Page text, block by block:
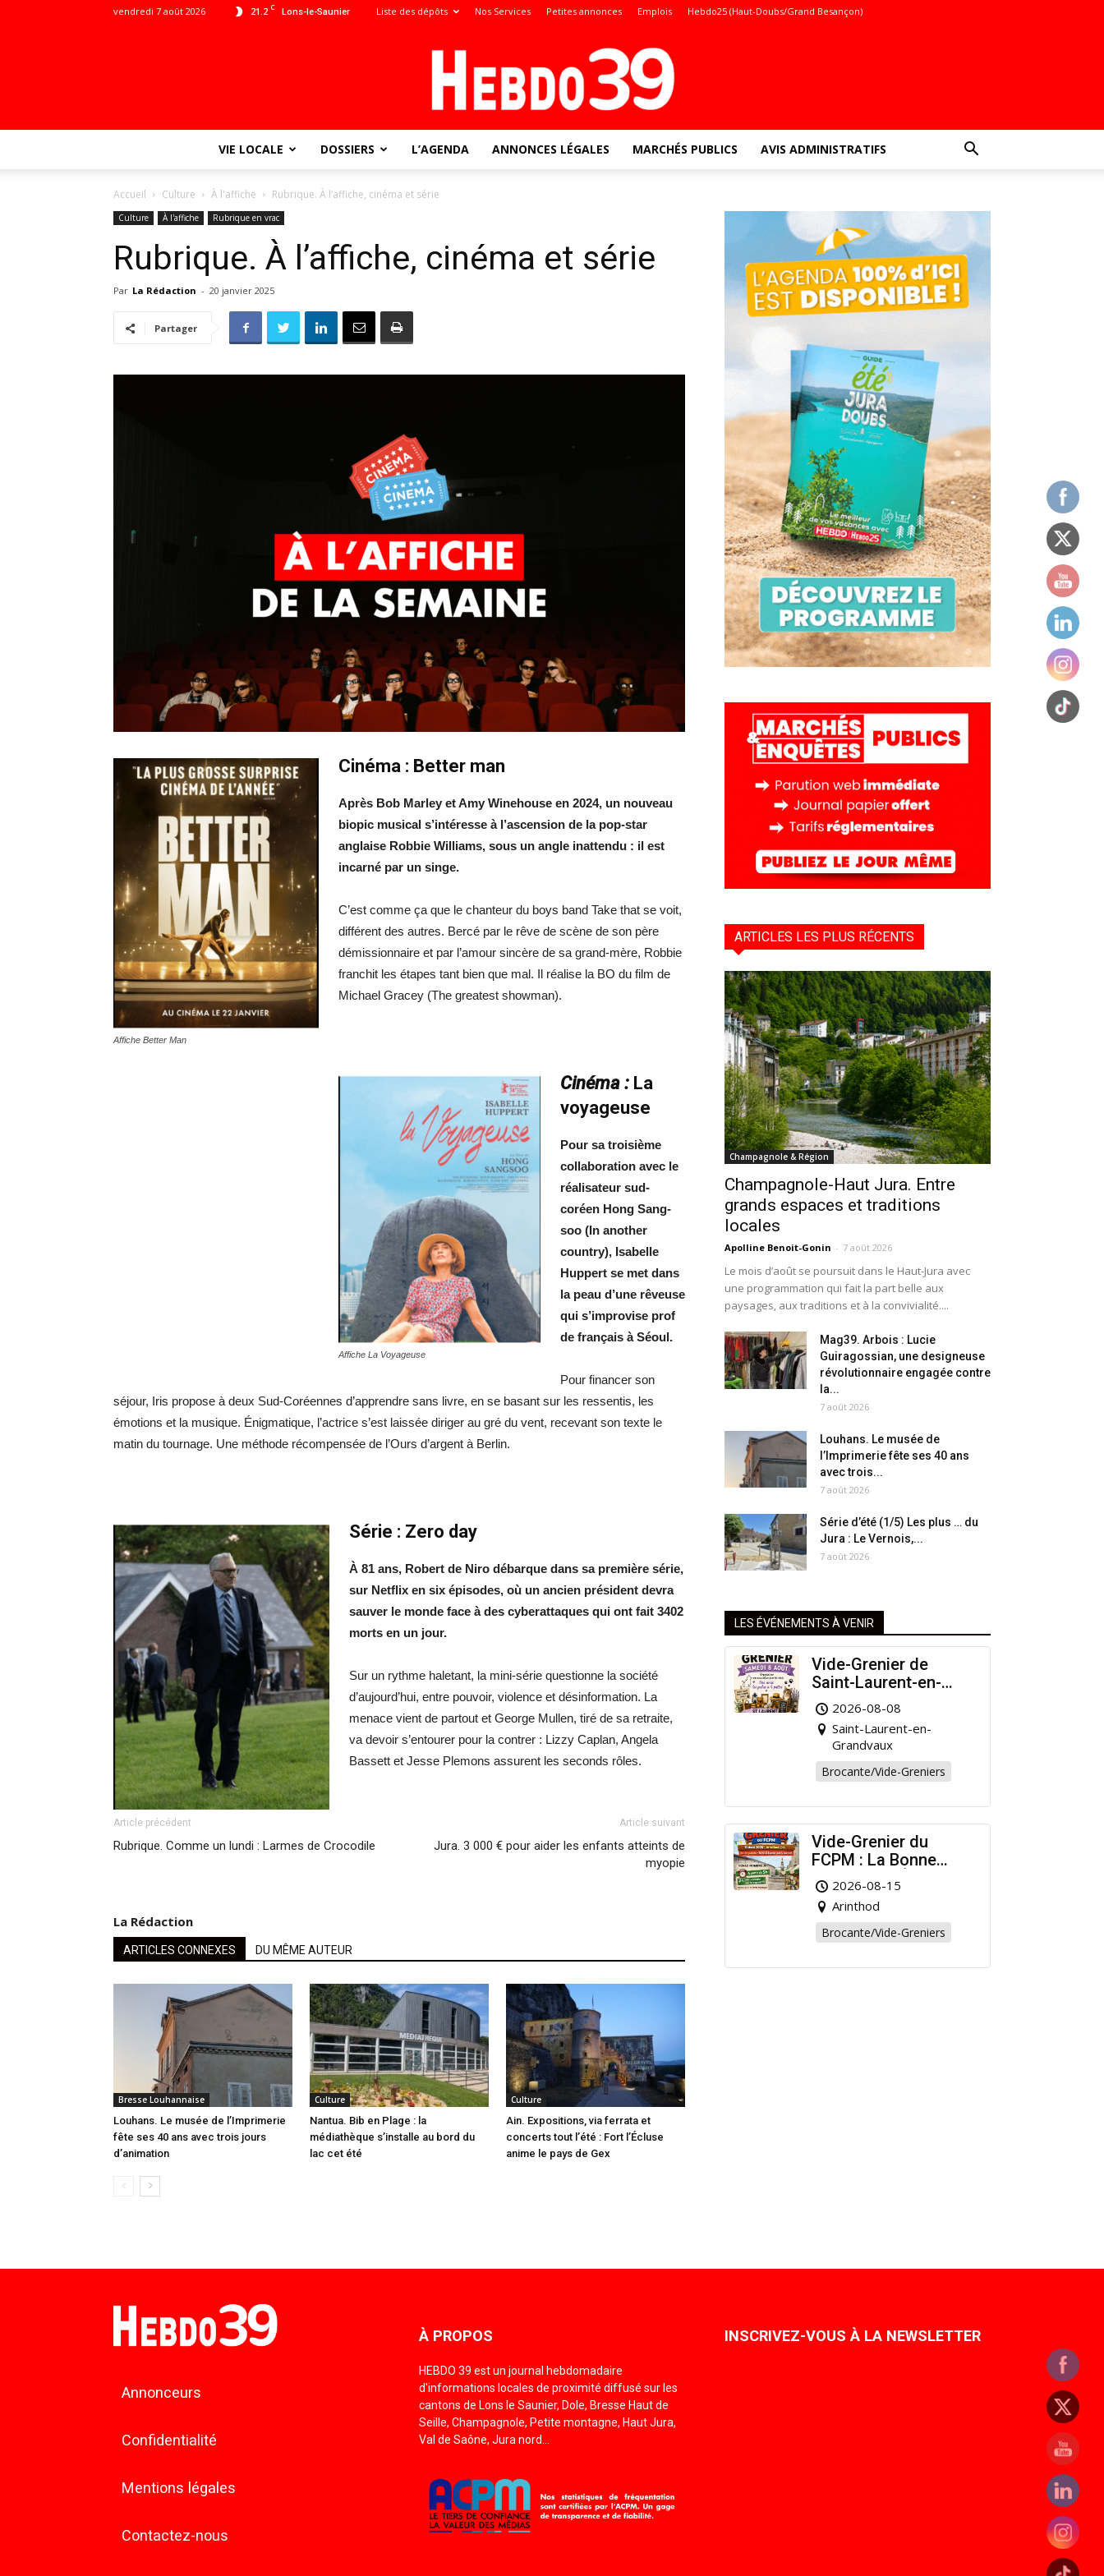
21.2 C Lons-le-Saunier
vendredi 7 août 2026 Liste des dépôts Nos Services Petites annonces Emplois Hebdo25 (Haut-Doubs/Grand Besançon)
–
Hebdo39
VIE LOCALE DOSSIERS L’AGENDA ANNONCES LÉGALES MARCHÉS PUBLICS AVIS ADMINISTRATIFS
Accueil Culture À l'affiche Rubrique. À l’affiche, cinéma et série
Culture À l'affiche Rubrique en vrac
Rubrique. À l’affiche, cinéma et série
Par La Rédaction - 20 janvier 2025
Partager
Affiche Better Man
Cinéma : Better man
Après Bob Marley et Amy Winehouse en 2024, un nouveau
biopic musical s’intéresse à l’ascension de la pop-star
anglaise Robbie Williams, sous un angle inattendu : il est
incarné par un singe.
C’est comme ça que le chanteur du boys band Take that se voit,
différent des autres. Bercé par le rêve de scène de son père
démissionnaire et par l’amour sincère de sa grand-mère, Robbie
franchit les étapes tant bien que mal. Il réalise la BO du film de
Michael Gracey (The greatest showman).
Affiche La Voyageuse
Cinéma : La
voyageuse
Pour sa troisième
collaboration avec le
réalisateur sud-
coréen Hong Sang-
soo (In another
country), Isabelle
Huppert se met dans
la peau d’une rêveuse
qui s’improvise prof
de français à Séoul.
Pour financer son
séjour, Iris propose à deux Sud-Coréennes d’apprendre sans livre, en se basant sur les ressentis, les
émotions et la musique. Énigmatique, l’actrice s’est laissée diriger au gré du vent, recevant son texte le
matin du tournage. Une méthode récompensée de l’Ours d’argent à Berlin.
Série : Zero day
À 81 ans, Robert de Niro débarque dans sa première série,
sur Netflix en six épisodes, où un ancien président devra
sauver le monde face à des cyberattaques qui ont fait 3402
morts en un jour.
Sur un rythme haletant, la mini-série questionne la société
d’aujourd’hui, entre pouvoir, violence et désinformation. La
menace vient de partout et George Mullen, tiré de sa retraite,
va devoir s’entourer pour la contrer : Lizzy Caplan, Angela
Bassett et Jesse Plemons assurent les seconds rôles.
Article précédent
Rubrique. Comme un lundi : Larmes de Crocodile
Article suivant
Jura. 3 000 € pour aider les enfants atteints de
myopie
La Rédaction
ARTICLES CONNEXES DU MÊME AUTEUR
Bresse Louhannaise
Louhans. Le musée de l’Imprimerie
fête ses 40 ans avec trois jours
d’animation
Culture
Nantua. Bib en Plage : la
médiathèque s’installe au bord du
lac cet été
Culture
Ain. Expositions, via ferrata et
concerts tout l’été : Fort l’Écluse
anime le pays de Gex
ARTICLES LES PLUS RÉCENTS
Champagnole & Région
Champagnole-Haut Jura. Entre
grands espaces et traditions
locales
Apolline Benoit-Gonin - 7 août 2026
Le mois d’août se poursuit dans le Haut-Jura avec
une programmation qui fait la part belle aux
paysages, aux traditions et à la convivialité....
Mag39. Arbois : Lucie
Guiragossian, une designeuse
révolutionnaire engagée contre
la...
7 août 2026
Louhans. Le musée de
l’Imprimerie fête ses 40 ans
avec trois...
7 août 2026
Série d’été (1/5) Les plus … du
Jura : Le Vernois,...
7 août 2026
LES ÉVÉNEMENTS À VENIR
Vide-Grenier de
Saint-Laurent-en-
Grandvaux : Venez
chiner pour la bonne
cause !
2026-08-08
Saint-Laurent-en-
Grandvaux
Brocante/Vide-Greniers
Vide-Grenier du
FCPM : La Bonne
Affaire de l’Été à
Arinthod !
2026-08-15
Arinthod
Brocante/Vide-Greniers